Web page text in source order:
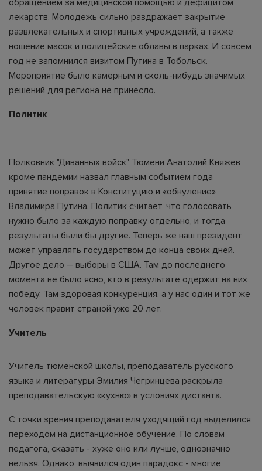
обращением за медицинской помощью и дефицитом
лекарств. Молодежь сильно раздражает закрытие
развлекательных и спортивных учреждений, а также
ношение масок и полицейские облавы в парках. И совсем
год не запомнился визитом Путина в Тобольск.
Мероприятие было камерным и сколь-нибудь значимых
решений для региона не принесло.
Политик
Полковник "Диванных войск" Тюмени Анатолий Княжев
кроме пандемии назвал главным событием года
принятие поправок в Конституцию и «обнуление»
Владимира Путина. Политик считает, что голосовать
нужно было за каждую поправку отдельно, и тогда
результаты были бы другие. Теперь же наш президент
может управлять государством до конца своих дней.
Другое дело – выборы в США. Там до последнего
момента не было ясно, кто в результате одержит на них
победу. Там здоровая конкуренция, а у нас один и тот же
человек правит страной уже 20 лет.
Учитель
Учитель тюменской школы, преподаватель русского
языка и литературы Эмилия Чегринцева раскрыла
преподавательскую «кухню» в условиях дистанта.
С точки зрения преподавателя уходящий год выделился
переходом на дистанционное обучение. По словам
педагога, сказать - хуже оно или лучше, однозначно
нельзя. Однако, выявился один парадокс - многие